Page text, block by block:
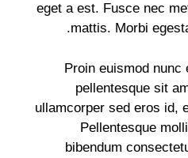
eget a est. Fusce nec
mattis. Morbi
Proin euismod nunc
pellentesque sit
ullamcorper sed eros id,
Pellentesque
bibendum